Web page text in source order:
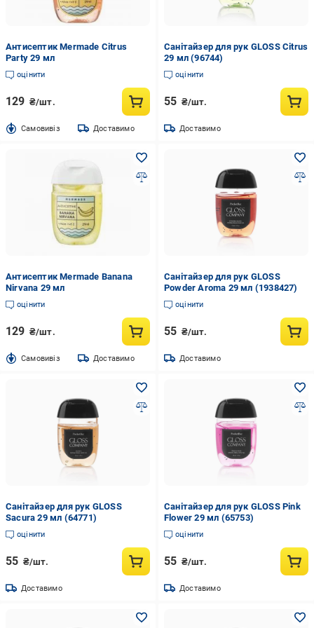
Антисептик Mermade Citrus
Party 29 мл
оцінити
129 ₴/шт.
Cамовивіз Доставимо
Санітайзер для рук GLOSS Citrus
29 мл (96744)
оцінити
55 ₴/шт.
Доставимо
Антисептик Mermade Banana
Nirvana 29 мл
оцінити
129 ₴/шт.
Cамовивіз Доставимо
Санітайзер для рук GLOSS
Powder Aroma 29 мл (1938427)
оцінити
55 ₴/шт.
Доставимо
Санітайзер для рук GLOSS
Sacura 29 мл (64771)
оцінити
55 ₴/шт.
Доставимо
Санітайзер для рук GLOSS Pink
Flower 29 мл (65753)
оцінити
55 ₴/шт.
Доставимо